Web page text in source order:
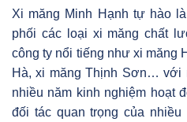
Xi măng Minh Hạnh tự hào
phối các loại xi măng chất
công ty nổi tiếng như xi măng
Hà, xi măng Thịnh Sơn…
nhiều năm kinh nghiệm hoạt
đối tác quan trọng của